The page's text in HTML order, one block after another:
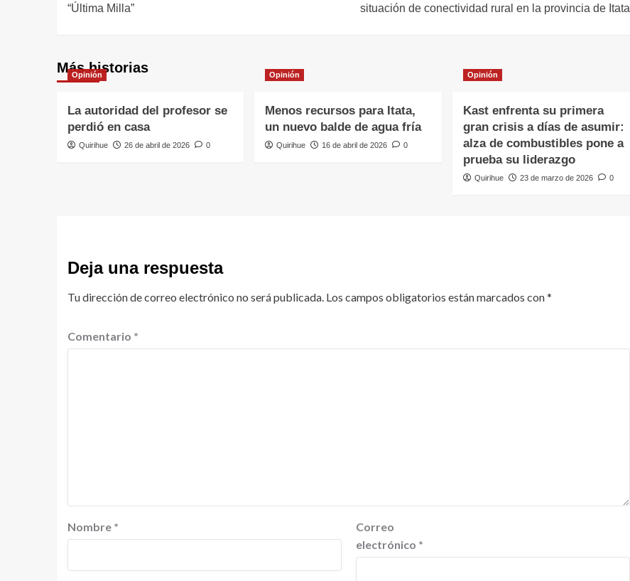
“Última Milla”
situación de conectividad rural en la provincia de Itata
Más historias
Opinión
La autoridad del profesor se
perdió en casa
Quirihue 26 de abril de 2026 0
Opinión
Menos recursos para Itata,
un nuevo balde de agua fría
Quirihue 16 de abril de 2026 0
Opinión
Kast enfrenta su primera
gran crisis a días de asumir:
alza de combustibles pone a
prueba su liderazgo
Quirihue 23 de marzo de 2026 0
Deja una respuesta
Tu dirección de correo electrónico no será publicada. Los campos obligatorios están marcados con*
Comentario *
Nombre *
Correo
electrónico *